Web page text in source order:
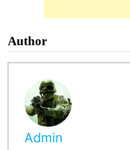
Author
Admin